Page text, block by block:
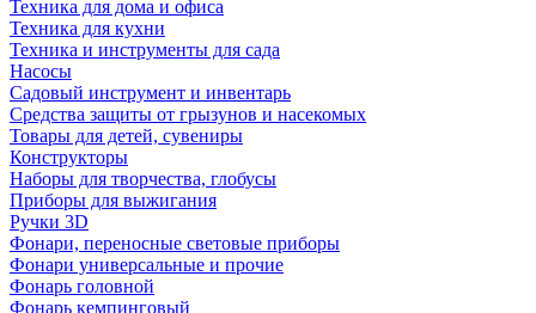
Техника для дома и офиса
Техника для кухни
Техника и инструменты для сада
Насосы
Садовый инструмент и инвентарь
Средства защиты от грызунов и насекомых
Товары для детей, сувениры
Конструкторы
Наборы для творчества, глобусы
Приборы для выжигания
Ручки 3D
Фонари, переносные световые приборы
Фонари универсальные и прочие
Фонарь головной
Фонарь кемпинговый